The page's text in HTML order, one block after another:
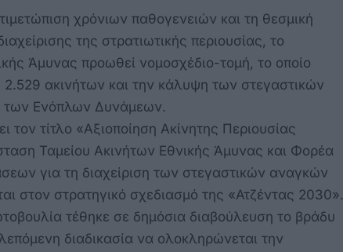
χρόνιων παθογενειών και τη θεσμική
της στρατιωτικής περιουσίας, το
Άμυνας προωθεί νομοσχέδιο-τομή, το οποίο
2.529 ακινήτων και την κάλυψη των στεγαστικών
των Ενόπλων Δυνάμεων.
τον τίτλο «Αξιοποίηση Ακίνητης Περιουσίας
Ταμείου Ακινήτων Εθνικής Άμυνας και Φορέα
για τη διαχείριση των στεγαστικών αναγκών
στον στρατηγικό σχεδιασμό της «Ατζέντας 2030».
τέθηκε σε δημόσια διαβούλευση το βράδυ
διαδικασία να ολοκληρώνεται την